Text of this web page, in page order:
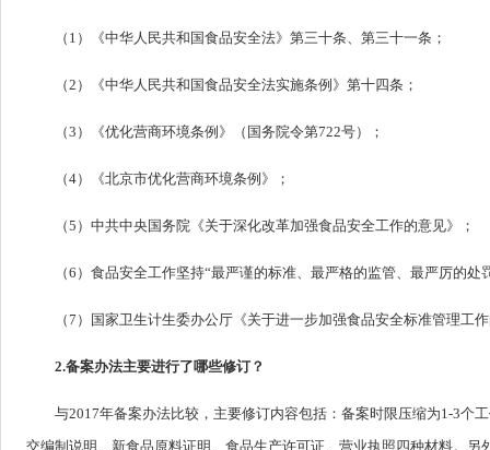
（1）《中华人民共和国食品安全法》第三十条、第三十一条；
（2）《中华人民共和国食品安全法实施条例》第十四条；
（3）《优化营商环境条例》（国务院令第722号）；
（4）《北京市优化营商环境条例》；
（5）中共中央国务院《关于深化改革加强食品安全工作的意见》；
（6）食品安全工作坚持“最严谨的标准、最严格的监管、最严厉的处
（7）国家卫生计生委办公厅《关于进一步加强食品安全标准管理
2.备案办法主要进行了哪些修订？
与2017年备案办法比较，主要修订内容包括：备案时限压缩为1-3个
交编制说明、新食品原料证明、食品生产许可证、营业执照四种材料。